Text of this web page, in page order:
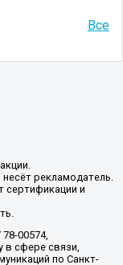
Все
рекламодатель.
сертификации и
00574,
в сфере связи,
по Санкт-